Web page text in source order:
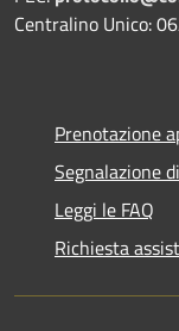
Centralino Unico:
Prenotazione
Segnalazione
Leggi le FAQ
Richiesta